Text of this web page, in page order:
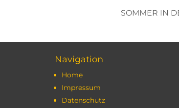
SOMMER IN
Navigation
Home
Impressum
Datenschutz